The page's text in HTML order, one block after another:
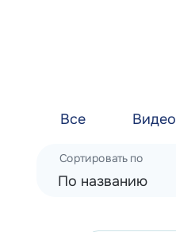
Все Видео
По названию
Сортировать по